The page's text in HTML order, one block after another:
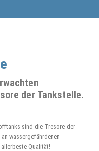
der Tankstelle.
sind die Tresore der
wassergefährdenen
Qualität!